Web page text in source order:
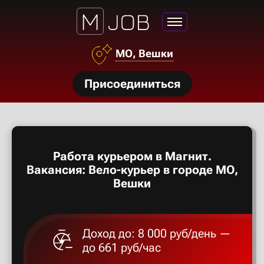
МО, Вешки
Присоединиться
Работа курьером в Магнит.
Вакансия: Вело-курьер в городе МО,
Вешки
Доход до: 8 000 руб/день —
до 661 руб/час